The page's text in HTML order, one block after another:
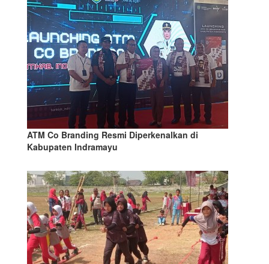
ATM Co Branding Resmi Diperkenalkan di
Kabupaten Indramayu